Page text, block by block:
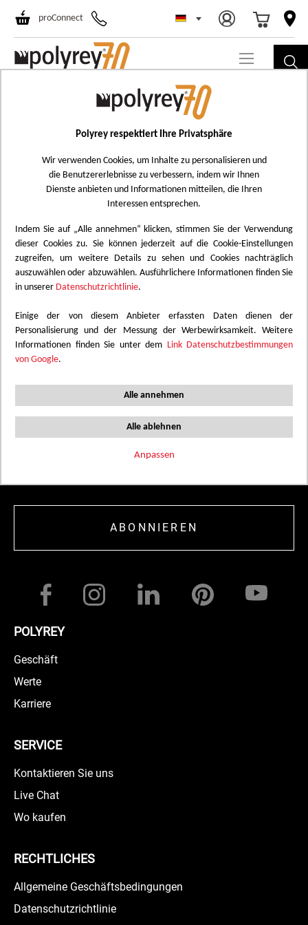
Polyrey respektiert Ihre Privatsphäre
Wir verwenden Cookies, um Inhalte zu personalisieren und
die Benutzererlebnisse zu verbessern, indem wir Ihnen
Dienste anbieten und Informationen mitteilen, die Ihren
Interessen entsprechen.
Indem Sie auf „Alle annehmen“ klicken, stimmen Sie der Verwendung
dieser Cookies zu. Sie können jederzeit auf die Cookie-Einstellungen
zugreifen, um weitere Details zu sehen und Cookies nachträglich
auszuwählen oder abzuwählen. Ausführlichere Informationen finden Sie
in unserer Datenschutzrichtlinie.
Einige der von diesem Anbieter erfassten Daten dienen der
Personalisierung und der Messung der Werbewirksamkeit. Weitere
Informationen finden Sie unter dem Link Datenschutzbestimmungen
von Google.
Alle annehmen
Alle ablehnen
Anpassen
proConnect
Select Store
Porte
FILTER SORT VIEW
Keine Produkte Entsprechen
Ihren Filtereinstellungen
Bitte aktualisieren Sie die ausgewählten Filter, um
weiter zu stöbern
BLEIBEN SIE AUF DEM LAUFENDEN
Melden Sie sich an, um interessante Neuigkeiten und
ABONNIEREN
POLYREY
Geschäft
Werte
Karriere
SERVICE
Kontaktieren Sie uns
Live Chat
Wo kaufen
RECHTLICHES
Allgemeine Geschäftsbedingungen
Datenschutzrichtlinie